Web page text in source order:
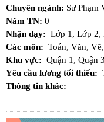
Chuyên ngành: Sư Phạm
Năm TN: 0
Nhận dạy: Lớp 1, Lớp 2,
Các môn: Toán, Văn, Vẽ,
Khu vực: Quận 1, Quận
Yêu cầu lương tối thiểu:
Thông tin khác: